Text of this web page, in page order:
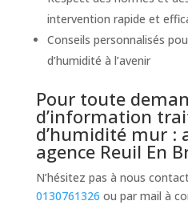
intervention rapide et
Conseils personnalisés
d’humidité à l’avenir
Pour toute
d’information
d’humidité mur :
agence Reuil En
N’hésitez pas à nous
0130761326 ou par mail à